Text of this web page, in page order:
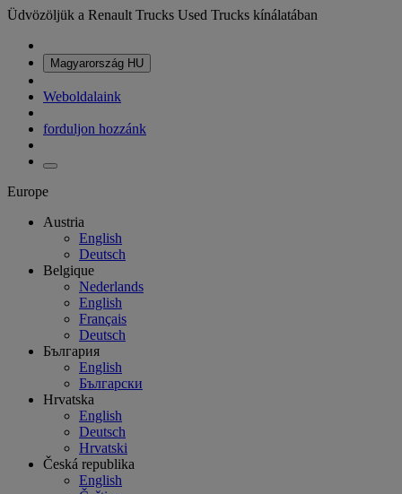
Üdvözöljük a Renault Trucks Used Trucks kínálatában
Magyarország HU
Weboldalaink
forduljon hozzánk
Europe
Austria
English
Deutsch
Belgique
Nederlands
English
Français
Deutsch
България
English
Български
Hrvatska
English
Deutsch
Hrvatski
Česká republika
English